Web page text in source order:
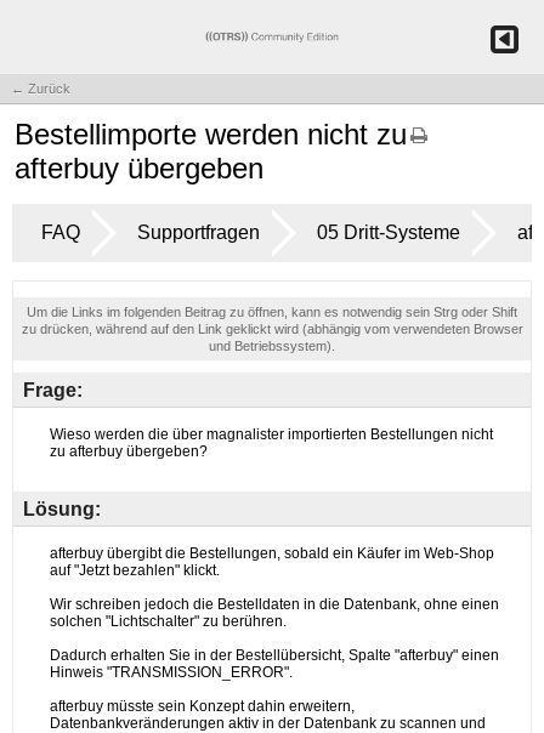
← Zurück
Bestellimporte werden nicht zu
afterbuy übergeben
FAQ Supportfragen 05 Dritt-Systeme
Um die Links im folgenden Beitrag zu öffnen, kann es notwendig sein Strg oder Shift
zu drücken, während auf den Link geklickt wird (abhängig vom verwendeten Browser
und Betriebssystem).
Frage:
Lösung: